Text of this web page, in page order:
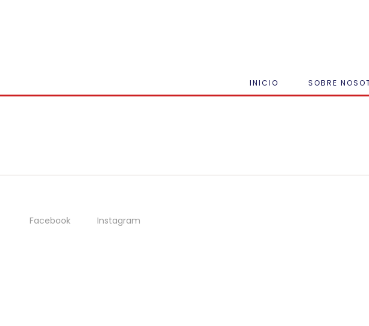
INICIO SOBRE
Facebook Instagram